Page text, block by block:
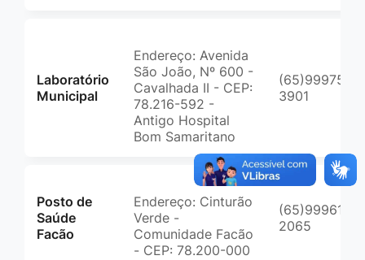
Laboratório
Municipal
Endereço: Avenida
São João, Nº 600 -
Cavalhada II - CEP:
78.216-592 -
Antigo Hospital
Bom Samaritano
(65)99975-
3901
Posto de
Saúde
Facão
Endereço: Cinturão
Verde -
Comunidade Facão
- CEP: 78.200-000
(65)99961-
2065